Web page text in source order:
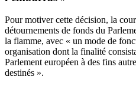
Pour motiver cette décision, la
détournements de fonds du
la flamme, avec « un mode de
organisation dont la finalité
Parlement européen à des fins
destinés ».